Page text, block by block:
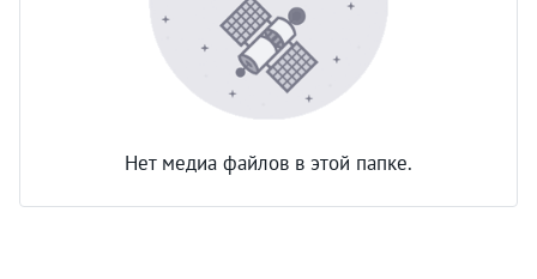
Нет медиа файлов в этой папке.